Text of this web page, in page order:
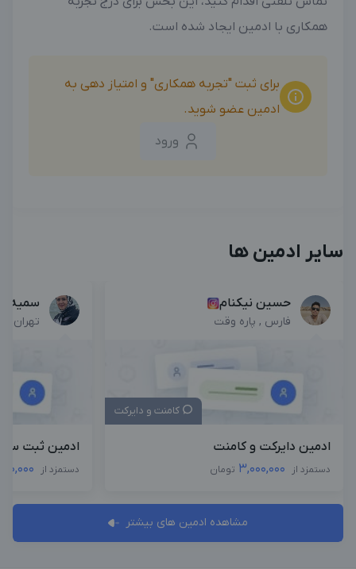
همکاری با ادمین ایجاد شده است.
برای ثبت "تجربه همکاری" و امتیاز دهی به
ادمین عضو شوید.
ورود
سایر ادمین ها
حسین نیکنام
فارس , پاره وقت
کامنت و دایرکت
ادمین دایرکت و کامنت
دستمزد از 3,000,000 تومان
سمیه
تهران ,
ادمین ثبت
دستمزد از
مشاهده ادمین های بیشتر
بزرگترین پیج ادمینی بزرگترین کانال ادمینی